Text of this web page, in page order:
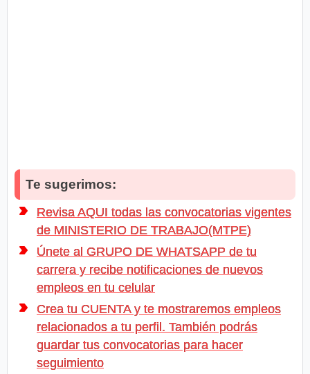
Te sugerimos:
Revisa AQUI todas las convocatorias vigentes
de MINISTERIO DE TRABAJO(MTPE)
Únete al GRUPO DE WHATSAPP de tu
carrera y recibe notificaciones de nuevos
empleos en tu celular
Crea tu CUENTA y te mostraremos empleos
relacionados a tu perfil. También podrás
guardar tus convocatorias para hacer
seguimiento